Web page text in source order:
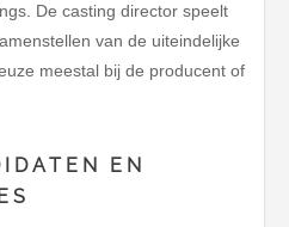
De casting director speelt
van de uiteindelijke
meestal bij de producent of
EN